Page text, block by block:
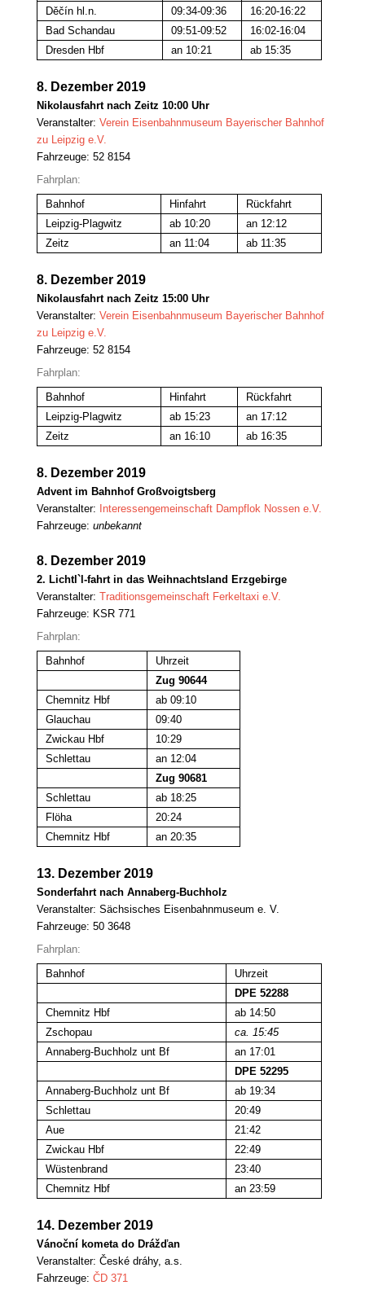
Děčín hl.n.
09:34-09:36
16:20-16:22
Bad Schandau
09:51-09:52
16:02-16:04
Dresden Hbf
an 10:21 ab 15:35
8. Dezember 2019
Nikolausfahrt nach Zeitz 10:00 Uhr
Veranstalter: Verein Eisenbahnmuseum Bayerischer Bahnhof
zu Leipzig e.V.
Fahrzeuge: 52 8154
Fahrplan:
Bahnhof
Hinfahrt
Rückfahrt
Leipzig-Plagwitz
ab 10:20
an 12:12
Zeitz
an 11:04 ab 11:35
8. Dezember 2019
Nikolausfahrt nach Zeitz 15:00 Uhr
Veranstalter: Verein Eisenbahnmuseum Bayerischer Bahnhof
zu Leipzig e.V.
Fahrzeuge: 52 8154
Fahrplan:
Bahnhof
Hinfahrt
Rückfahrt
Leipzig-Plagwitz
ab 15:23
an 17:12
Zeitz
an 16:10 ab 16:35
8. Dezember 2019
Advent im Bahnhof Großvoigtsberg
Veranstalter:
Interessengemeinschaft Dampflok Nossen e.V.
Fahrzeuge: unbekannt
8. Dezember 2019
2. Lichtl`l-fahrt in das Weihnachtsland Erzgebirge
Veranstalter: Traditionsgemeinschaft Ferkeltaxi e.V.
Fahrzeuge: KSR 771
Fahrplan:
Bahnhof
Uhrzeit
Zug 90644
Chemnitz Hbf
ab 09:10
Glauchau
09:40
Zwickau Hbf
10:29
Schlettau
an 12:04
Zug 90681
Schlettau
ab 18:25
Flöha
20:24
Chemnitz Hbf
an 20:35
13. Dezember 2019
Sonderfahrt nach Annaberg-Buchholz
Veranstalter: Sächsisches Eisenbahnmuseum e. V.
Fahrzeuge: 50 3648
Fahrplan:
Bahnhof
Uhrzeit
DPE 52288
Chemnitz Hbf
ab 14:50
Zschopau
ca. 15:45
Annaberg-Buchholz unt Bf
an 17:01
DPE 52295
Annaberg-Buchholz unt Bf
ab 19:34
Schlettau
20:49
Aue
21:42
Zwickau Hbf
22:49
Wüstenbrand
23:40
Chemnitz Hbf
an 23:59
14. Dezember 2019
Vánoční kometa do Drážďan
Veranstalter: České dráhy, a.s.
Fahrzeuge: ČD 371